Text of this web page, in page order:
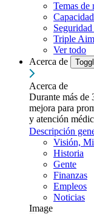
Temas de
Triple Aim
Ver todo
Acerca de
Acerca de
Durante más de
mejora para
y atención
Descripción
Visión,
Historia
Gente
Finanzas
Empleos
Noticias
Image